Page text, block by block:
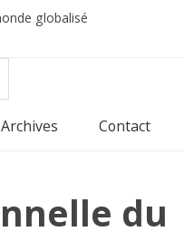
globalisé
Archives Contact
du